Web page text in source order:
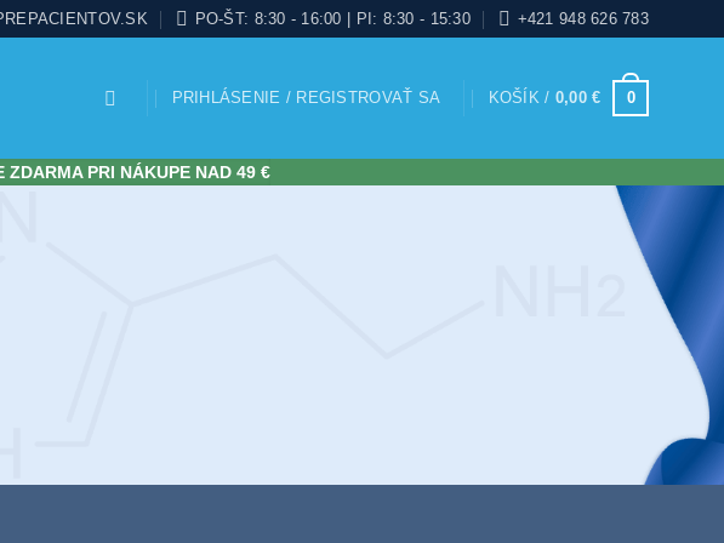
PO-ŠT: 8:30 - 16:00 | PI: 8:30 - 15:30 +421 948 626 783
PRIHLÁSENIE / REGISTROVAŤ SA KOŠÍK / 0,00€ 0
ZDARMA PRI NÁKUPE NAD 49 €